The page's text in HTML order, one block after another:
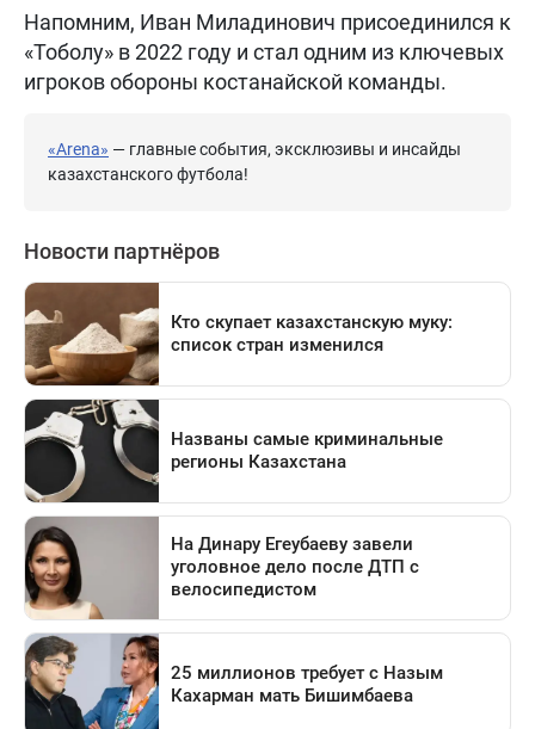
Напомним, Иван Миладинович присоединился к
«Тоболу» в 2022 году и стал одним из ключевых
игроков обороны костанайской команды.
«Arena» — главные события, эксклюзивы и инсайды
казахстанского футбола!